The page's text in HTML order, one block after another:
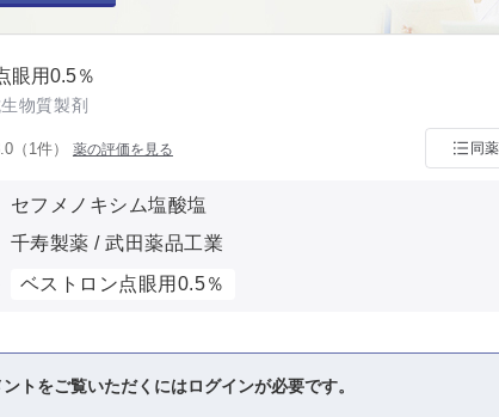
眼用0.5％
物質製剤
（1件） 薬の評価を見る 同
セフメノキシム塩酸塩
千寿製薬 / 武田薬品工業
ベストロン点眼用0.5％
トをご覧いただくにはログインが必要です。